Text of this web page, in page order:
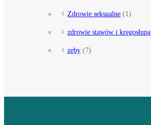
Zdrowie seksualne (1)
zdrowie stawów i kręgosłupa
zęby (7)